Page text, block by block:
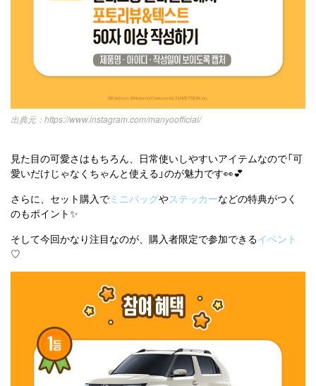
https://www.instagram.com/manyoofficial/
見た目の可愛さはもちろん、日常使いしやすいアイテムなので「可
愛いだけじゃなくちゃんと使える」のが魅力です👀💕
さらに、セット購入でミニバッグやステッカーなどの特典がつく
のもポイント✨
そして今回かなり注目なのが、購入者限定で参加できるイベント
♡